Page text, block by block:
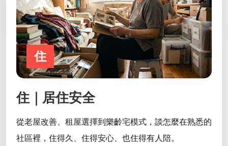
住
住｜居住安全
從老屋改善、租屋選擇到樂齡宅模式，談怎麼在熟悉的
社區裡，住得久、住得安心、也住得有人陪。